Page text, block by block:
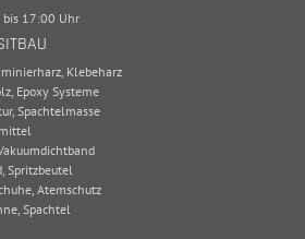
17:00 Uhr
Klebeharz
Epoxy Systeme
, Spachtelmasse
Spritzbeutel
Atemschutz
Spachtel